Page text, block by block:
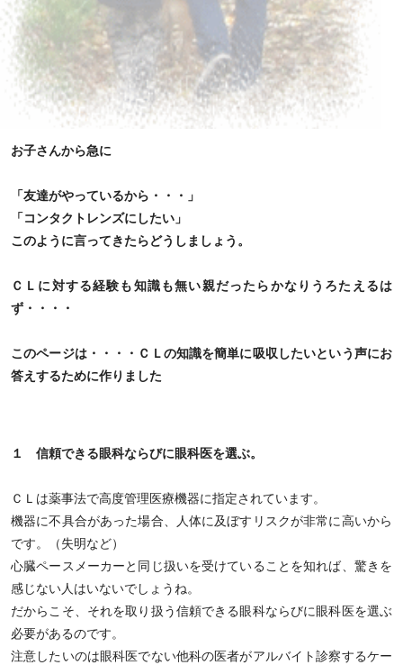
お子さんから急に
「友達がやっているから・・・」
「コンタクトレンズにしたい」
このように言ってきたらどうしましょう。
ＣＬに対する経験も知識も無い親だったらかなりうろたえるは
ず・・・・
このページは・・・・ＣＬの知識を簡単に吸収したいという声にお
答えするために作りました
１ 信頼できる眼科ならびに眼科医を選ぶ。
ＣＬは薬事法で高度管理医療機器に指定されています。
機器に不具合があった場合、人体に及ぼすリスクが非常に高いから
です。（失明など）
心臓ペースメーカーと同じ扱いを受けていることを知れば、驚きを
感じない人はいないでしょうね。
だからこそ、それを取り扱う信頼できる眼科ならびに眼科医を選ぶ
必要があるのです。
注意したいのは眼科医でない他科の医者がアルバイト診察するケー